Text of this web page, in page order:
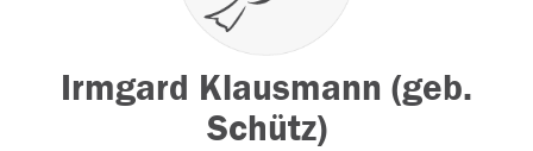
Irmgard Klausmann (geb.
Schütz)